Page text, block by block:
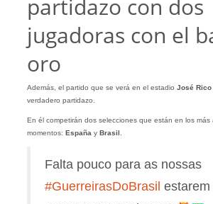
partidazo con dos
jugadoras con el
oro
Además, el partido que se verá en el estadio José Rico
verdadero partidazo.
En él competirán dos selecciones que están en los más
momentos: Españay Brasil.
Falta pouco para as nossas
#GuerreirasDoBrasil